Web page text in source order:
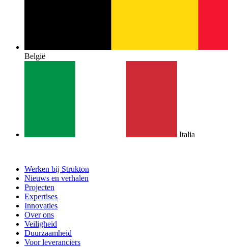
België
Italia
Werken bij Strukton
Nieuws en verhalen
Projecten
Expertises
Innovaties
Over ons
Veiligheid
Duurzaamheid
Voor leveranciers